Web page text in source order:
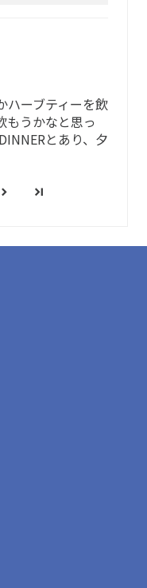
ハーブティーを飲
もうかなと思っ
とあり、夕